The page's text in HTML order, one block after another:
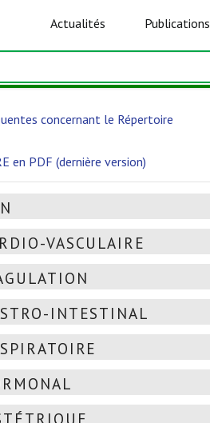
Actualités Publications
concernant le Répertoire
en PDF (dernière version)
VASCULAIRE
INTESTINAL